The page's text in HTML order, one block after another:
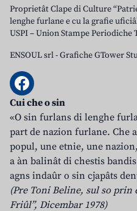
Proprietât Clape di Culture
lenghe furlane e cu la grafie
USPI – Union Stampe Periodiche
ENSOUL srl-Grafiche GTower
Cui che o sin
«O sin furlans di lenghe
part de nazion furlane. Che
popul, une etnie, une
a àn balinât di chestis
agns indaûr o sin cjapâts
(Pre Toni Beline, sul so prin
Friûl”, Dicembar 1978)